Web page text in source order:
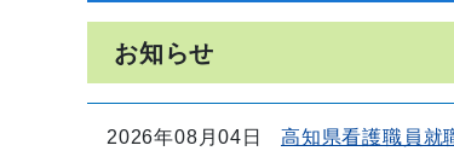
お知らせ
2026年08月04日 高知県看護職員